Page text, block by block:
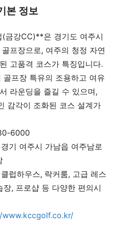
본 정보
금강CC)**은 경기도 여주시
프장으로, 여주의 청정 자연
고품격 코스가 특징입니다.
골프장 특유의 조용하고 여유
라운딩을 즐길 수 있으며,
감각이 조화된 코스 설계가
6000
기 여주시 가남읍 여주남로
럽하우스, 락커룸, 고급 레스
장, 프로샵 등 다양한 편의시